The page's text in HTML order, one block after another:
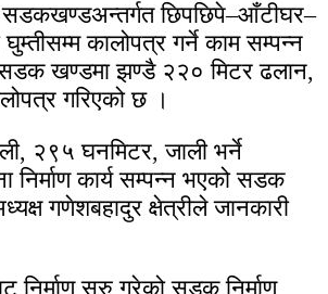
सडकखण्डअन्तर्गत छिपछिपे–आँटीघर–
कालोपत्र गर्ने काम सम्पन्न
खण्डमा झण्डै २२० मिटर ढलान,
गरिएको छ ।
२९५ घनमिटर, जाली भर्ने
निर्माण कार्य सम्पन्न भएको सडक
गणेशबहादुर क्षेत्रीले जानकारी
निर्माण सुरु गरेको सडक निर्माण